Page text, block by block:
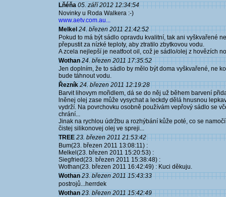
Lňéňa 05. září 2012 12:34:54
Novinky u Roda Walkera :-)
www.aetv.com.au...
Melkel 24. březen 2011 21:42:52
Pokud to má být sádlo opravdu kvalitní, tak ani vyškvařené
přepustit za nízké teploty, aby ztratilo zbytkovou vodu.
A zcela nejlepší je neatfoot oil, což je sádlo/olej z hovězích
Wothan 24. březen 2011 17:35:52
Jen doplním, že to sádlo by mělo být doma vyškvařené, ne
bude táhnout vodu.
Řezník 24. březen 2011 12:19:28
Barvit lihovym mořidlem, dá se do něj už během barvení
lněnej olej zase může vysychat a leckdy dělá hnusnou
vydrží. Na povrchovku osobně používám vepřový sádlo se
chrání...
Jinak na rychlou údržbu a rozhýbání kůže poté, co se
čistej silikonovej olej ve spreji...
TREE 23. březen 2011 21:53:42
Bum(23. březen 2011 13:08:11) :
Melkel(23. březen 2011 15:20:53) :
Siegfried(23. březen 2011 15:38:48) :
Wothan(23. březen 2011 16:42:49) : Kuci děkuju.
Wothan 23. březen 2011 15:43:33
postrojů...herrdek
Wothan 23. březen 2011 15:42:49